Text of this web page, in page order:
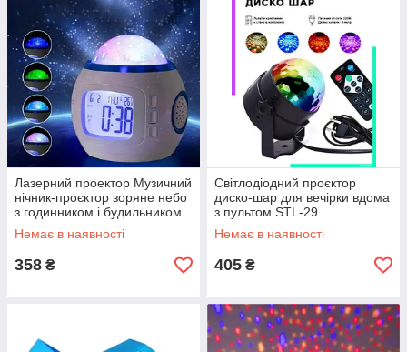
Лазерний проектор Музичний
нічник-проєктор зоряне небо
з годинником і будильником
Немає в наявності
358 ₴
Світлодіодний проєктор
диско-шар для вечірки вдома
з пультом STL-29
Немає в наявності
405 ₴